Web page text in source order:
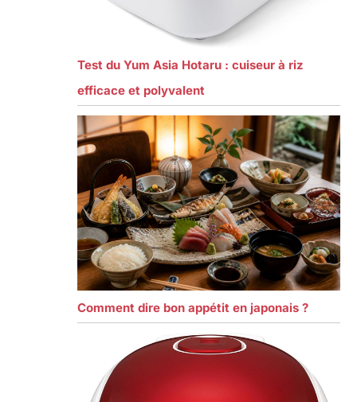
Test du Yum Asia Hotaru : cuiseur à riz
efficace et polyvalent
Comment dire bon appétit en japonais ?